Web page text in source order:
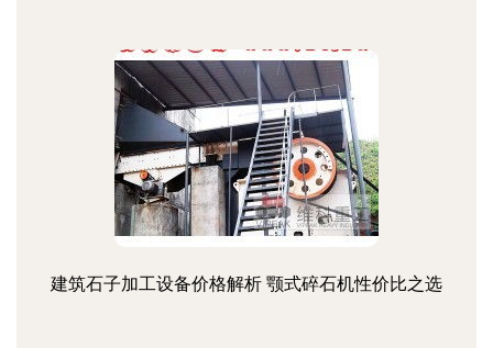
建筑石子加工设备价格解析 颚式碎石机性价比之选